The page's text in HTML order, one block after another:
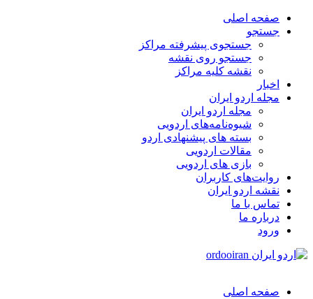
صفحه اصلی
جستجو
جستجوی پیشرفته مراکز
جستجو روی نقشه
نقشه کلیه مراکز
اخبار
مجله اردو ایران
مجله اردو ایران
شیوه‌نامه‌های اردویی
بسته های پیشنهادی اردو
مقالات اردویی
بازی های اردویی
روایت‌های کاربران
نقشه اردو ایران
تماس با ما
درباره ما
ورود
صفحه اصلی